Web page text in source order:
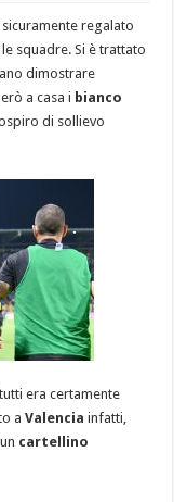
sicuramente regalato
squadre. Si è trattato
dimostrare
a casa i bianco
di sollievo
era certamente
aValenciainfatti,
cartellino